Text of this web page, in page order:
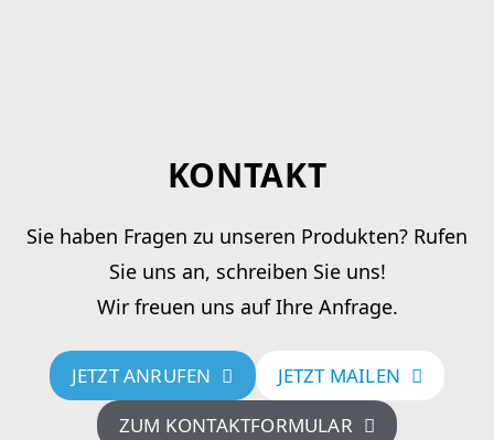
KONTAKT
Sie haben Fragen zu unseren Produkten? Rufen
Sie uns an, schreiben Sie uns!
Wir freuen uns auf Ihre Anfrage.
JETZT ANRUFEN
JETZT MAILEN
ZUM KONTAKTFORMULAR